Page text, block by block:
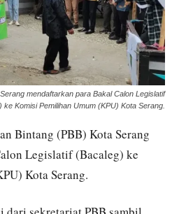
mendaftarkan para Bakal Calon Legislatif
ke Komisi Pemilihan Umum (KPU) Kota Serang.
Bintang (PBB) Kota Serang
Legislatif (Bacaleg) ke
Kota Serang.